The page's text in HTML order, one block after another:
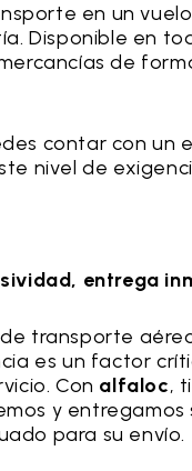
en un
Disponible en
de
contar con un
nivel de
entrega
transporte
es un factor
Con alfaloc,
y
para su envío.